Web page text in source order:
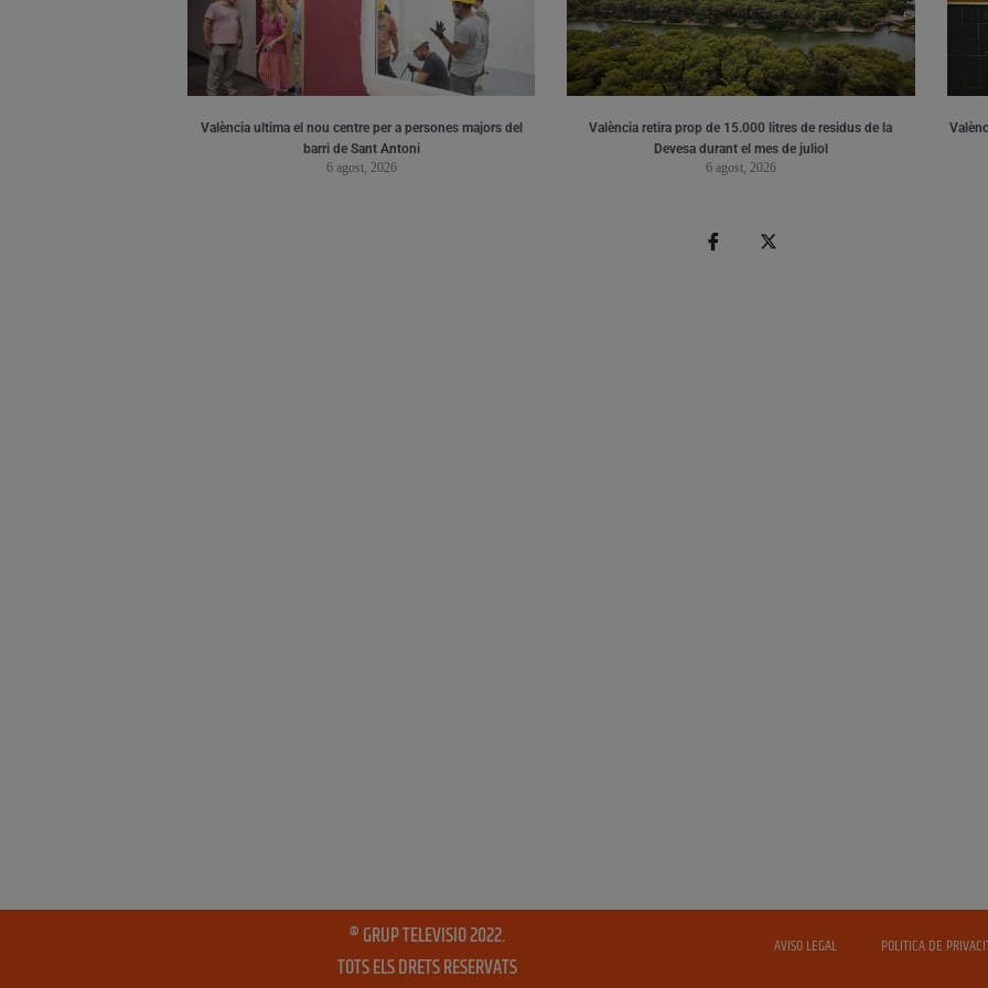
València ultima el nou centre per a persones majors del
barri de Sant Antoni
6 agost, 2026
València retira prop de 15.000 litres de residus de la
Devesa durant el mes de juliol
6 agost, 2026
® GRUP TELEVISIO 2022.
TOTS ELS DRETS RESERVATS
AVISO LEGAL POLITICA DE